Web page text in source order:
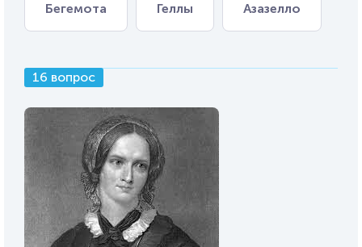
Бегемота Геллы Азазелло
16 вопрос